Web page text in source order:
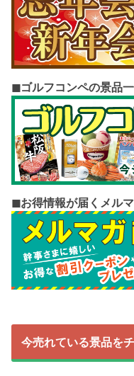
◼︎ゴルフコンペの景品
◼︎お得情報が届くメルマ
今売れている景品を